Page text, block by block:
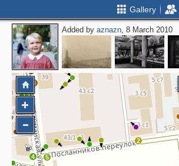
Gallery
Added byaznazn, 8 March 2010
2
4
5
2
2
2
4
2
2
5
4